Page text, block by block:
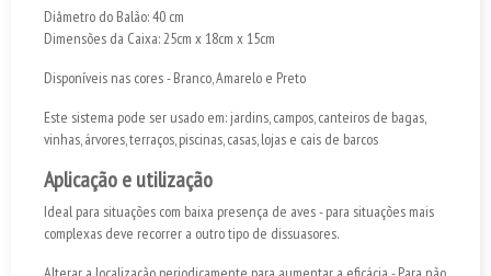
Diâmetro do Balão: 40 cm
Dimensões da Caixa: 25cm x 18cm x 15cm
Disponíveis nas cores - Branco, Amarelo e Preto
Este sistema pode ser usado em: jardins, campos, canteiros de bagas,
vinhas, árvores, terraços, piscinas, casas, lojas e cais de barcos
Aplicação e utilização
Ideal para situações com baixa presença de aves - para situações mais
complexas deve recorrer a outro tipo de dissuasores.